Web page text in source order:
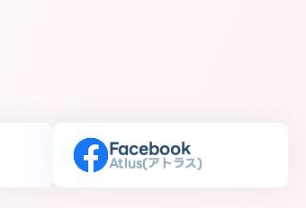
Facebook
Atlus(アトラス)